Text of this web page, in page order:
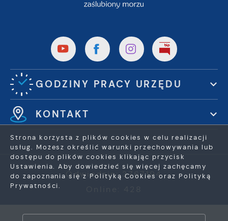
GODZINY PRACY URZĘDU
KONTAKT
Odwiedzin: 3767194
Strona korzysta z plików cookies w celu realizacji
usług. Możesz określić warunki przechowywania lub
dostępu do plików cookies klikając przycisk
Ustawienia. Aby dowiedzieć się więcej zachęcamy
do zapoznania się z Polityką Cookies oraz Polityką
Prywatności.